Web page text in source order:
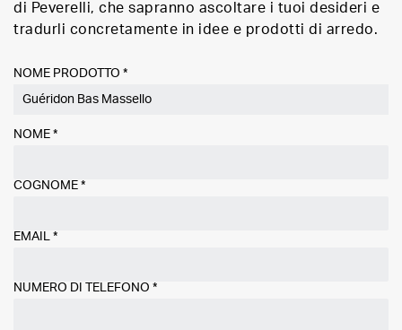
di Peverelli, che sapranno ascoltare i tuoi desideri e
tradurli concretamente in idee e prodotti di arredo.
NOME PRODOTTO *
NOME *
COGNOME *
EMAIL *
NUMERO DI TELEFONO *